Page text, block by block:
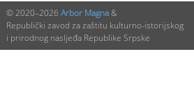
© 2020–2026 Arbor Magna&
Republički zavod za zaštitu kulturno-istorijskog
i prirodnog nasljeđa Republike Srpske